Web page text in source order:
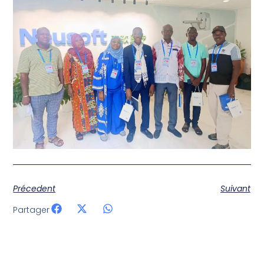
Précedent
Suivant
Partager